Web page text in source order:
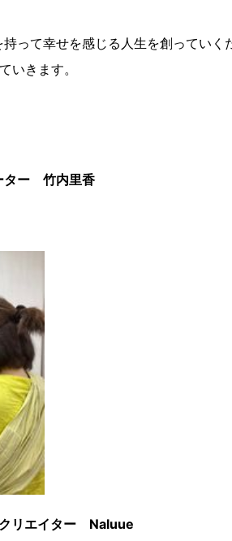
って幸せを感じる人生を創っていく
いきます。
ター 竹内里香
リエイター Naluue